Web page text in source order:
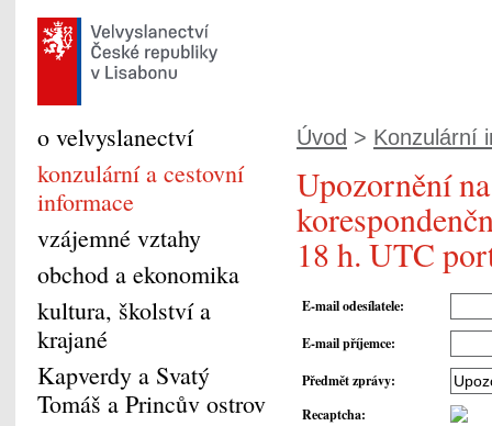
Úvod > Konzulární
Upozornění
18 h. UTC
E-mail odesílatele:
E-mail příjemce:
Předmět zprávy:
Recaptcha:
o velvyslanectví
konzulární a cestovní
informace
vzájemné vztahy
obchod a ekonomika
kultura, školství a
krajané
Kapverdy a Svatý
Tomáš a Princův ostrov